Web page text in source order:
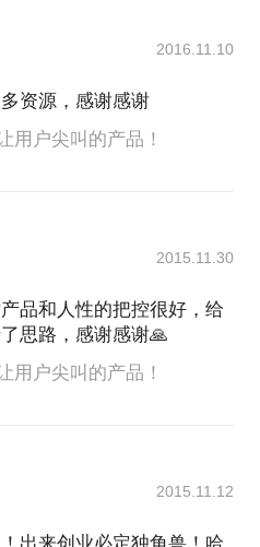
2016.11.10
资源，感谢感谢
用户尖叫的产品！
2015.11.30
品和人性的把控很好，给
思路，感谢感谢🙏
用户尖叫的产品！
2015.11.12